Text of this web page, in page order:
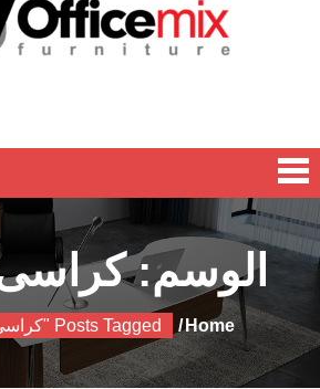
الوسم:
Home Posts Tagged "كراسى مكتب"